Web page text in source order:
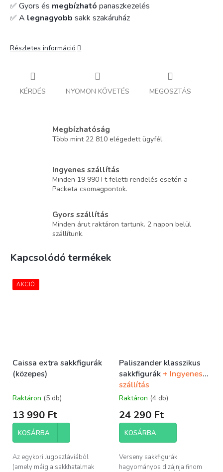
✅ Gyors és megbízható panaszkezelés
✅ A legnagyobb sakk szakáruház
Részletes információ
KÉRDÉS NYOMON KÖVETÉS MEGOSZTÁS
Megbízhatóság
Több mint 22 810 elégedett ügyfél.
Ingyenes szállítás
Minden 19 990 Ft feletti rendelés esetén a
Packeta csomagpontok.
Gyors szállítás
Minden árut raktáron tartunk. 2 napon belül
szállítunk.
Kapcsolódó termékek
AKCIÓ
Caissa extra sakkfigurák
(közepes)
Raktáron (5 db)
13 990 Ft
KOSÁRBA
Az egykori Jugoszláviából
(amely máig a sakkhatalmak
Paliszander klasszikus
sakkfigurák+ Ingyenes
szállítás
Raktáron (4 db)
24 290 Ft
KOSÁRBA
Verseny sakkfigurák
hagyományos dizájnja finom